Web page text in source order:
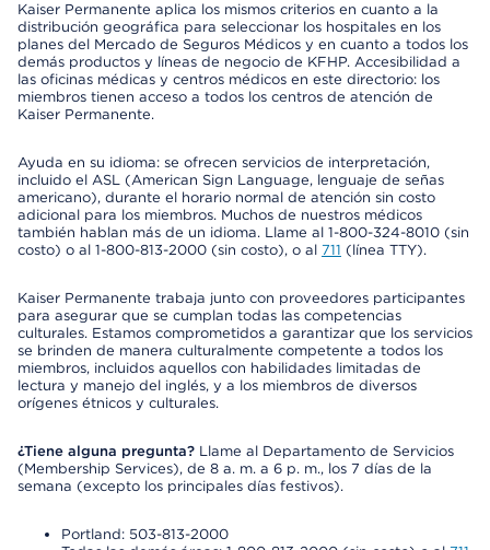
Kaiser Permanente aplica los mismos criterios en cuanto a la
distribución geográfica para seleccionar los hospitales en los
planes del Mercado de Seguros Médicos y en cuanto a todos los
demás productos y líneas de negocio de KFHP. Accesibilidad a
las oficinas médicas y centros médicos en este directorio: los
miembros tienen acceso a todos los centros de atención de
Kaiser Permanente.
Ayuda en su idioma: se ofrecen servicios de interpretación,
incluido el ASL (American Sign Language, lenguaje de señas
americano), durante el horario normal de atención sin costo
adicional para los miembros. Muchos de nuestros médicos
también hablan más de un idioma. Llame al 1-800-324-8010 (sin
costo) o al 1-800-813-2000 (sin costo), o al 711 (línea TTY).
Kaiser Permanente trabaja junto con proveedores participantes
para asegurar que se cumplan todas las competencias
culturales. Estamos comprometidos a garantizar que los servicios
se brinden de manera culturalmente competente a todos los
miembros, incluidos aquellos con habilidades limitadas de
lectura y manejo del inglés, y a los miembros de diversos
orígenes étnicos y culturales.
¿Tiene alguna pregunta? Llame al Departamento de Servicios
(Membership Services), de 8 a. m. a 6 p. m., los 7 días de la
semana (excepto los principales días festivos).
Portland: 503-813-2000